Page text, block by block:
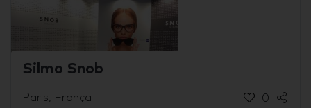
Silmo Snob
Paris, França 0